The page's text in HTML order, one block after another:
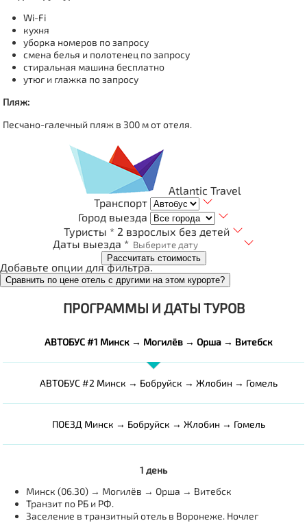
Wi-Fi
кухня
уборка номеров по запросу
смена белья и полотенец по запросу
стиральная машина бесплатно
утюг и глажка по запросу
Пляж:
Песчано-галечный пляж в 300 м от отеля.
Atlantic Travel
Транспорт
Город выезда
Туристы * 2 взрослых без детей
Даты выезда *
Рассчитать стоимость
Добавьте опции для фильтра.
Сравнить по цене отель с другими на этом курорте?
ПРОГРАММЫ И ДАТЫ ТУРОВ
АВТОБУС #1 Минск → Могилёв → Орша → Витебск
АВТОБУС #2 Минск → Бобруйск → Жлобин → Гомель
ПОЕЗД Минск → Бобруйск → Жлобин → Гомель
1 день
Минск (06.30) → Могилёв → Орша → Витебск
Транзит по РБ и РФ.
Заселение в транзитный отель в Воронеже. Ночлег